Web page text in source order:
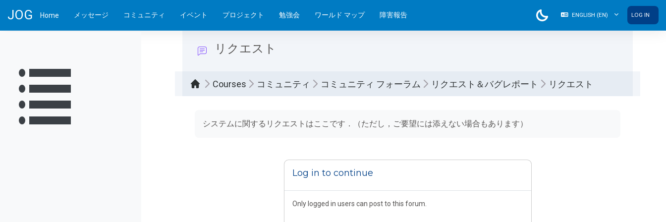
JOG Home メッセージ コミュニティ イベント プロジェクト 勉強会 ワールド マップ 障害報告 ENGLISH ‎(EN)‎ LOG IN
リクエスト
Courses コミュニティ コミュニティ フォーラム リクエスト＆バグレポート リクエスト
システムに関するリクエストはここです．（ただし，ご要望には添えない場合もあります）
Log in to continue
Only logged in users can post to this forum.